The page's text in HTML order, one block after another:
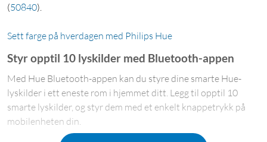
(50840).
Sett farge på hverdagen med Philips Hue
Styr opptil 10 lyskilder med Bluetooth-appen
Med Hue Bluetooth-appen kan du styre dine smarte Hue-
lyskilder i ett eneste rom i hjemmet ditt. Legg til opptil 10
smarte lyskilder, og styr dem med et enkelt knappetrykk på
mobilenheten din.